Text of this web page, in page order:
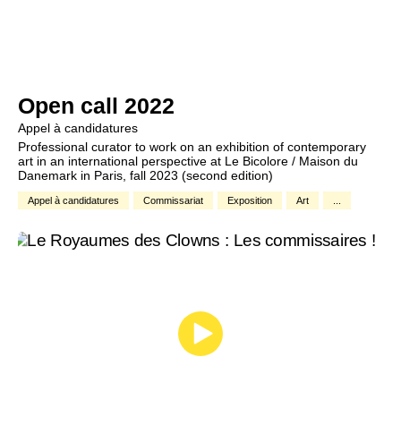
Open call 2022
Appel à candidatures
Professional curator to work on an exhibition of contemporary
art in an international perspective at Le Bicolore / Maison du
Danemark in Paris, fall 2023 (second edition)
Appel à candidatures Commissariat Exposition Art